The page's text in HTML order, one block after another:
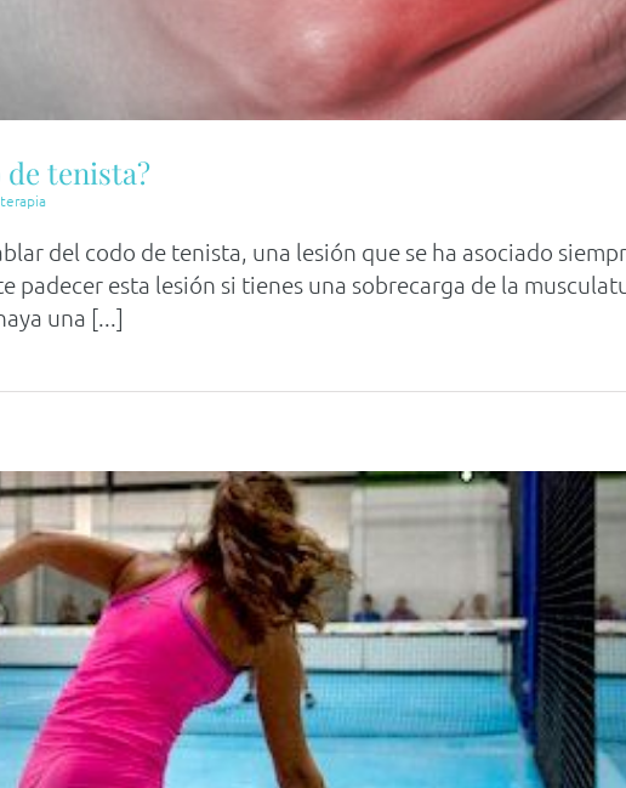
de tenista?
del codo de tenista, una lesión que se ha asociado
padecer esta lesión si tienes una sobrecarga de la
una [...]